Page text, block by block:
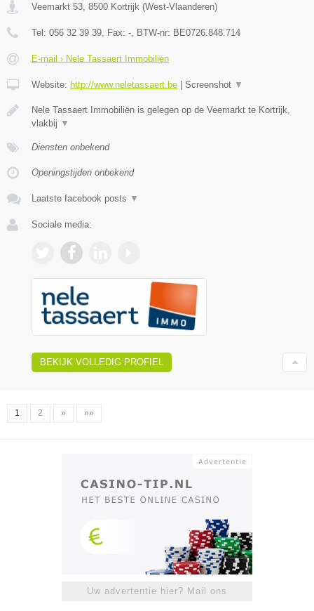
Veemarkt 53 8500 Kortrijk (West-Vlaanderen)
Tel: 056 32 39 39 , Fax: - , BTW-nr: BE0726.848.714
E-mail › Nele Tassaert Immobiliën
Website: http://www.neletassaert.be Screenshot ▼
Nele Tassaert Immobiliën is gelegen op de Veemarkt te Kortrijk,
vlakbij ▼
Diensten onbekend
Openingstijden onbekend
Laatste facebook posts ▼
Sociale media:
BEKIJK VOLLEDIG PROFIEL
1 2 » »»
Uw advertentie hier? Mail ons